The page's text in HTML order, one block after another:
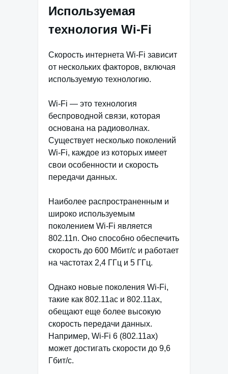
Используемая
технология Wi-Fi
Скорость интернета Wi-Fi зависит
от нескольких факторов, включая
используемую технологию.
Wi-Fi — это технология
беспроводной связи, которая
основана на радиоволнах.
Существует несколько поколений
Wi-Fi, каждое из которых имеет
свои особенности и скорость
передачи данных.
Наиболее распространенным и
широко используемым
поколением Wi-Fi является
802.11n. Оно способно обеспечить
скорость до 600 Мбит/с и работает
на частотах 2,4 ГГц и 5 ГГц.
Однако новые поколения Wi-Fi,
такие как 802.11ac и 802.11ax,
обещают еще более высокую
скорость передачи данных.
Например, Wi-Fi 6 (802.11ax)
может достигать скорости до 9,6
Гбит/с.